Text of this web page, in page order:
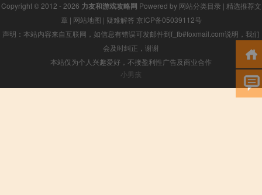
Copyright © 2012 - 2026 力友和游戏攻略网 Powered by 网站分类目录 | 精选推荐文
章 | 网站地图 | 疑难解答 京ICP备05039112号
声明：本站内容来自互联网，如信息有错误可发邮件到f_fb#foxmail.com说明，我们
会及时纠正，谢谢
本站仅为个人兴趣爱好，不接盈利性广告及商业合作
小男孩